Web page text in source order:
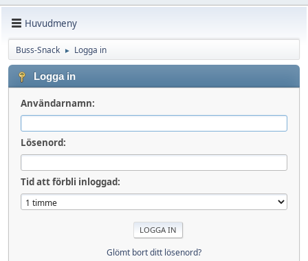
Huvudmeny
Buss-Snack ► Logga in
Logga in
Användarnamn:
Lösenord:
Tid att förbli inloggad:
Glömt bort ditt lösenord?